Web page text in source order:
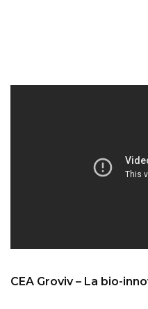
CEA Groviv – La bio-